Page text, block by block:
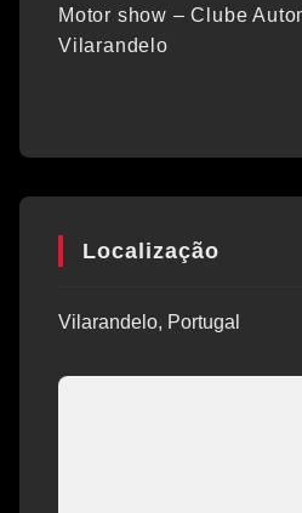
Motor show – Clube
Vilarandelo
Localização
Vilarandelo, Portugal